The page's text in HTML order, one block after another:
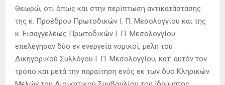
Θεωρώ, ότι όπως και στην περίπτωση αντικατάστασης
της κ. Προέδρου Πρωτοδικών Ι. Π. Μεσολογγίου και της
κ. Εισαγγελέως Πρωτοδικών Ι. Π. Μεσολογγίου
επελέγησαν δύο εν ενεργεία νομικοί, μέλη του
Δικηγορικού Συλλόγου Ι. Π. Μεσολογγίου, κατ’ αυτόν τον
τρόπο και μετά την παραίτηση ενός εκ των δυο Κληρικών